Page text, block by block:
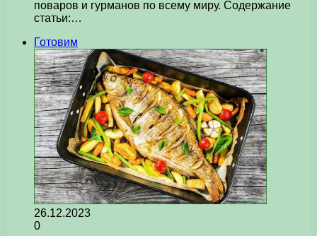
поваров и гурманов по всему миру. Содержание
статьи:…
Готовим
26.12.2023
0